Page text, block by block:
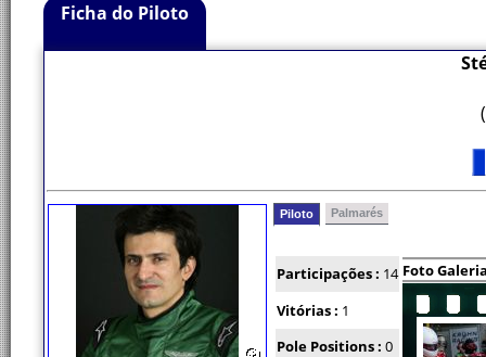
Ficha do Piloto
Piloto Palmarés
Participações : 14 Foto
Vitórias : 1
Pole Positions : 0